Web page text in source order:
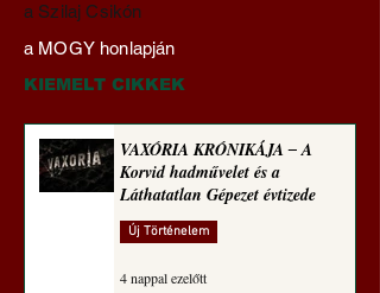
Darai Lajos:
Naplóbölcsességeim
(2025)
a Szilaj Csikón
a MOGY honlapján
KIEMELT CIKKEK
VAXÓRIA KRÓNIKÁJA ‒ A
Korvid hadművelet és a
Láthatatlan Gépezet évtizede
Új Történelem
4 nappal ezelőtt